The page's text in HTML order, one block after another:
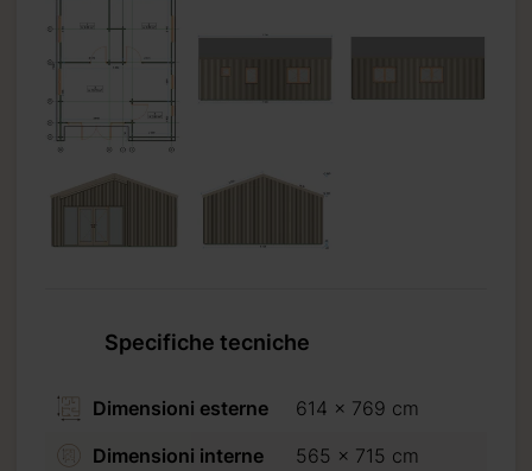
Specifiche tecniche
Dimensioni esterne
614 x 769 cm
Dimensioni interne
565 x 715 cm